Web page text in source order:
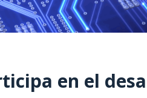
en el